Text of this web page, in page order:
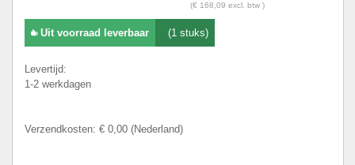
(€ 168,09 excl. btw )
Uit voorraad leverbaar (1 stuks)
Levertijd:
1-2 werkdagen
Verzendkosten: € 0,00 (Nederland)